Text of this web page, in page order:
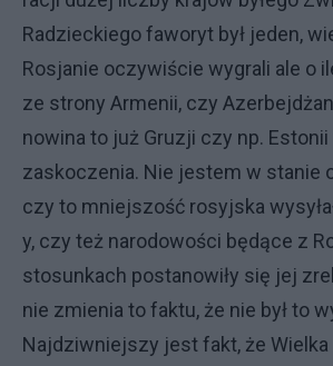
Radzieckiego faworyt był jeden,
Rosjanie oczywiście wygrali ale o
ze strony Armenii, czy
nowina to już Gruzji czy np.
zaskoczenia. Nie jestem w stanie
czy to mniejszość rosyjska
y, czy też narodowości będące z
stosunkach postanowiły się jej
nie zmienia to faktu, że nie był to
Najdziwniejszy jest fakt, że Wielka